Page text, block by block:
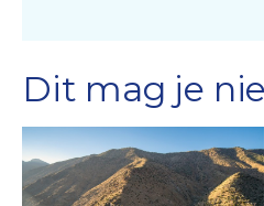
Dit mag je